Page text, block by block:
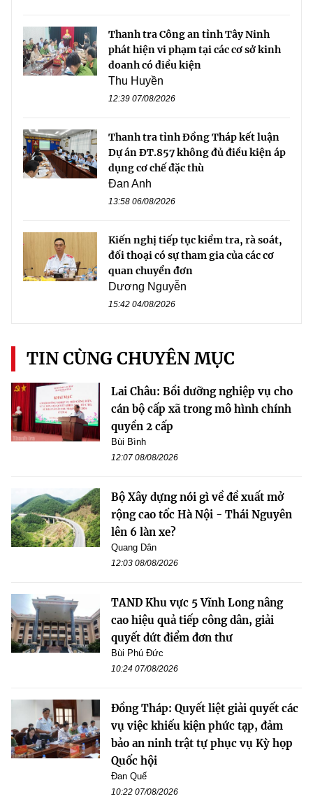
Thanh tra Công an tỉnh Tây Ninh
phát hiện vi phạm tại các cơ sở kinh
doanh có điều kiện
Thu Huyền
12:39 07/08/2026
Thanh tra tỉnh Đồng Tháp kết luận
Dự án ĐT.857 không đủ điều kiện áp
dụng cơ chế đặc thù
Đan Anh
13:58 06/08/2026
Kiến nghị tiếp tục kiểm tra, rà soát,
đối thoại có sự tham gia của các cơ
quan chuyển đơn
Dương Nguyễn
15:42 04/08/2026
TIN CÙNG CHUYÊN MỤC
Lai Châu: Bồi dưỡng nghiệp vụ cho
cán bộ cấp xã trong mô hình chính
quyền 2 cấp
Bùi Bình
12:07 08/08/2026
Bộ Xây dựng nói gì về đề xuất mở
rộng cao tốc Hà Nội - Thái Nguyên
lên 6 làn xe?
Quang Dân
12:03 08/08/2026
TAND Khu vực 5 Vĩnh Long nâng
cao hiệu quả tiếp công dân, giải
quyết dứt điểm đơn thư
Bùi Phú Đức
10:24 07/08/2026
Đồng Tháp: Quyết liệt giải quyết các
vụ việc khiếu kiện phức tạp, đảm
bảo an ninh trật tự phục vụ Kỳ họp
Quốc hội
Đan Quế
10:22 07/08/2026